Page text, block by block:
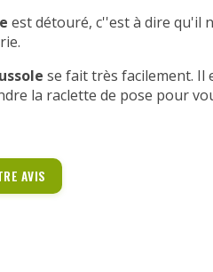
est détouré, c''est à dire qu'il
se fait très facilement. Il
la raclette de pose pour
AVIS